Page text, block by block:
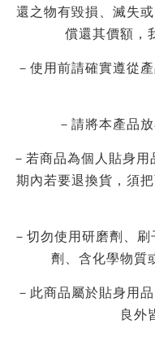
還之物有毀損、滅失
償還其價額，
－使用前請確實遵從
－請將本產品
－若商品為個人貼身
期內若要退換貨，須
－切勿使用研磨劑、
劑、含化學物質
－此商品屬於貼身用
良外